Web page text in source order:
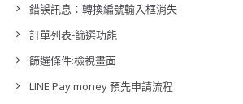
錯誤訊息：轉換編號輸入框消失
訂單列表-篩選功能
篩選條件:檢視畫面
LINE Pay money 預先申請流程